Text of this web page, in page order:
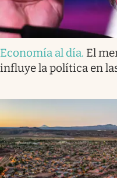
Economía al día. El
influye la política en